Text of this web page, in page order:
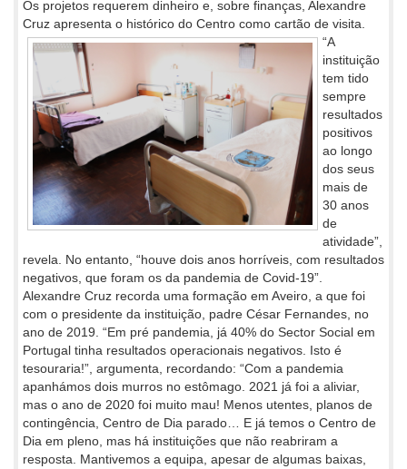
Os projetos requerem dinheiro e, sobre finanças, Alexandre
Cruz apresenta o histórico do Centro como cartão de visita.
“A
instituição
tem tido
sempre
resultados
positivos
ao longo
dos seus
mais de
30 anos
de
atividade”,
revela. No entanto, “houve dois anos horríveis, com resultados
negativos, que foram os da pandemia de Covid-19”.
Alexandre Cruz recorda uma formação em Aveiro, a que foi
com o presidente da instituição, padre César Fernandes, no
ano de 2019. “Em pré pandemia, já 40% do Sector Social em
Portugal tinha resultados operacionais negativos. Isto é
tesouraria!”, argumenta, recordando: “Com a pandemia
apanhámos dois murros no estômago. 2021 já foi a aliviar,
mas o ano de 2020 foi muito mau! Menos utentes, planos de
contingência, Centro de Dia parado… E já temos o Centro de
Dia em pleno, mas há instituições que não reabriram a
resposta. Mantivemos a equipa, apesar de algumas baixas,